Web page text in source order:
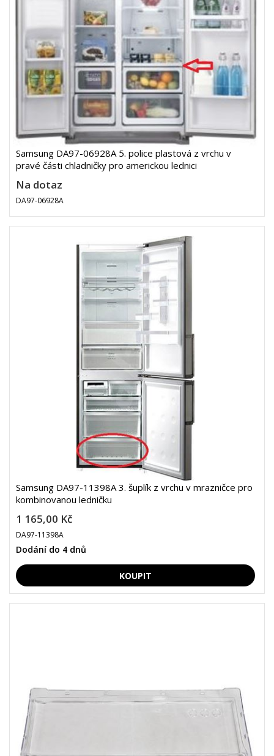
Samsung DA97-06928A 5. police plastová z vrchu v
pravé části chladničky pro americkou lednici
Na dotaz
DA97-06928A
Samsung DA97-11398A 3. šuplík z vrchu v mrazničce pro
kombinovanou ledničku
1 165,00 Kč
DA97-11398A
Dodání do 4 dnů